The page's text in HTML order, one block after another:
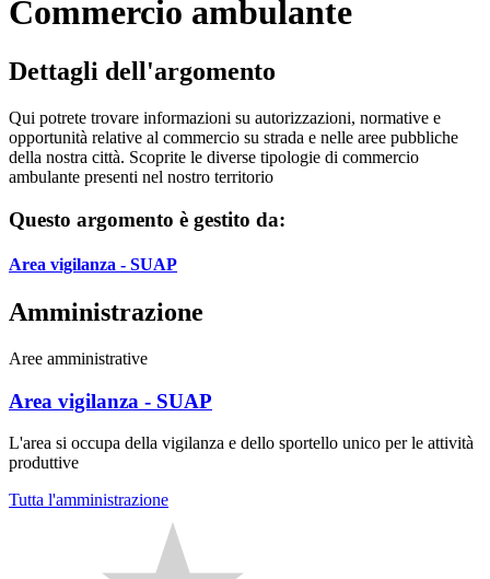
Commercio ambulante
Dettagli dell'argomento
Qui potrete trovare informazioni su autorizzazioni, normative e
opportunità relative al commercio su strada e nelle aree pubbliche
della nostra città. Scoprite le diverse tipologie di commercio
ambulante presenti nel nostro territorio
Questo argomento è gestito da:
Area vigilanza - SUAP
Amministrazione
Aree amministrative
Area vigilanza - SUAP
L'area si occupa della vigilanza e dello sportello unico per le attività
produttive
Tutta l'amministrazione